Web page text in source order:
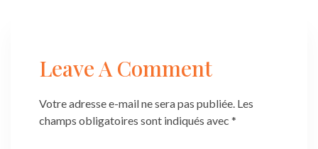
Leave A Comment
Votre adresse e-mail ne sera pas publiée. Les
champs obligatoires sont indiqués avec *